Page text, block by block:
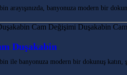
arayışınızda, banyonuza modern bir
Duşakabin
ile banyonuza modern bir dokunuş